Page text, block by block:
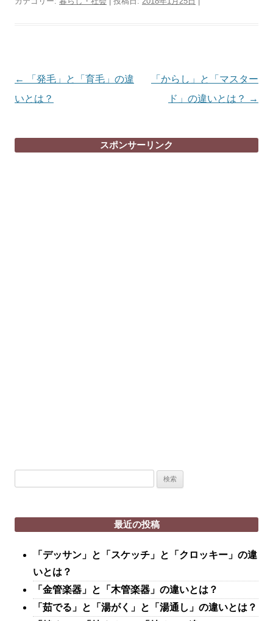
投
稿
ビ
←
「発毛」と「育毛」の違
いとは？
「からし」と「マスター
ド」の違いとは？
→
スポンサーリンク
最近の投稿
「デッサン」と「スケッチ」と「クロッキー」の違
いとは？
「金管楽器」と「木管楽器」の違いとは？
「茹でる」と「湯がく」と「湯通し」の違いとは？